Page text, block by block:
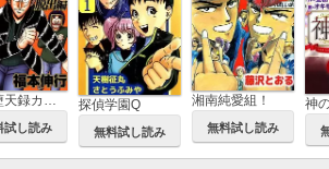
試し読み
探偵学園Q
無料試し読み
湘南純愛組！
無料試し読み
神